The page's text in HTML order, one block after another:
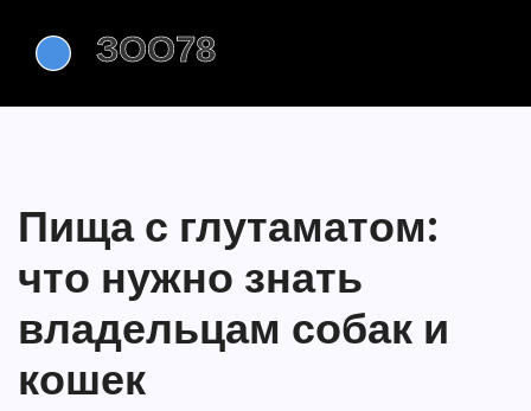
Пища с глутаматом:
что нужно знать
владельцам собак и
кошек